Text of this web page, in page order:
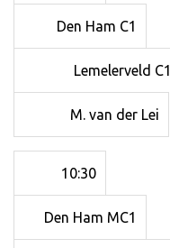
Den Ham C1
Lemelerveld C1
M. van der Lei
10:30
Den Ham MC1